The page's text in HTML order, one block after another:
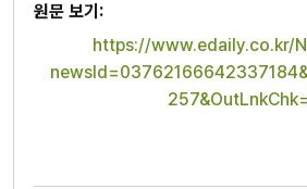
원문 보기:
https://www.edaily.co.kr/